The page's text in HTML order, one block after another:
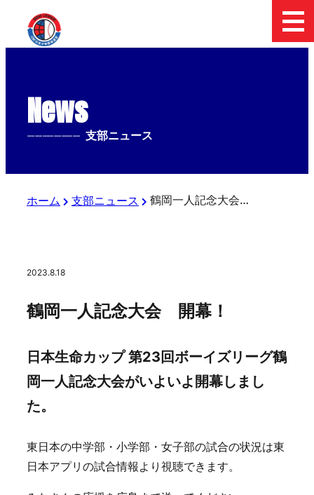
News
-------------- 支部ニュース
ホーム 支部ニュース 鶴岡一人記念大会 開幕！
2023.8.18
鶴岡一人記念大会 開幕！
日本生命カップ 第23回ボーイズリーグ鶴
岡一人記念大会がいよいよ開幕しまし
た。
東日本の中学部・小学部・女子部の試合の状況は東
日本アプリの試合情報より視聴できます。